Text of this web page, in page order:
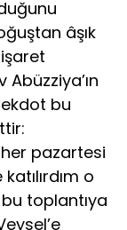
âşık
bu
pazartesi
o
bu toplantıya